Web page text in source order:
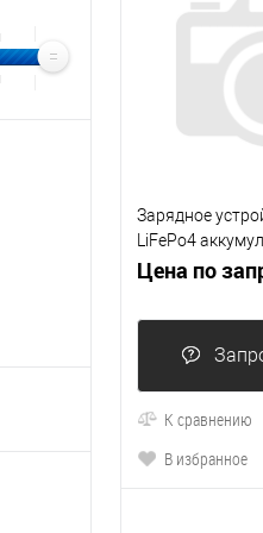
Зарядное
LiFePo4
(87.6V 10A)
Цена по
К сравнению
В избранное